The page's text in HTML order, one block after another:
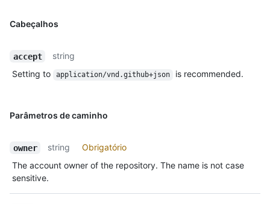
Cabeçalhos
accept
string
Setting to
application/vnd.github+json is recommended.
Parâmetros de caminho
owner string
Obrigatório
The account owner of the repository. The name is not case
sensitive.